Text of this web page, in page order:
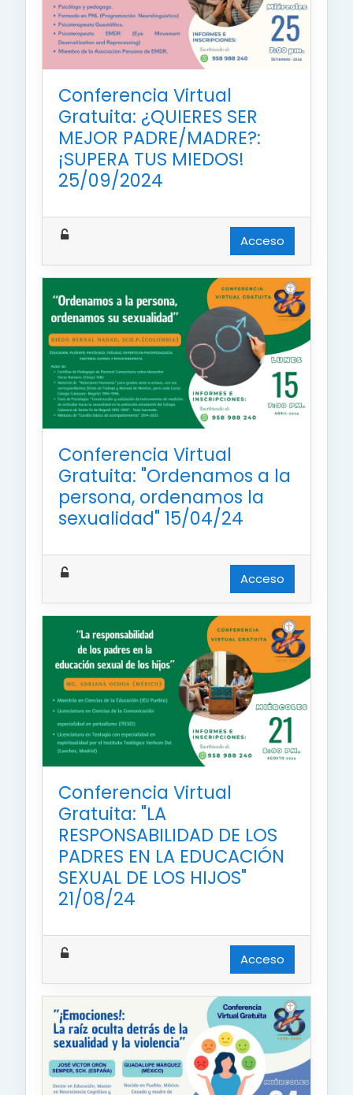
Conferencia Virtual
Gratuita: ¿QUIERES SER
MEJOR PADRE/MADRE?:
¡SUPERA TUS MIEDOS!
25/09/2024
Acceso
Conferencia Virtual
Gratuita: "Ordenamos a la
persona, ordenamos la
sexualidad" 15/04/24
Acceso
Conferencia Virtual
Gratuita: "LA
RESPONSABILIDAD DE LOS
PADRES EN LA EDUCACIÓN
SEXUAL DE LOS HIJOS"
21/08/24
Acceso